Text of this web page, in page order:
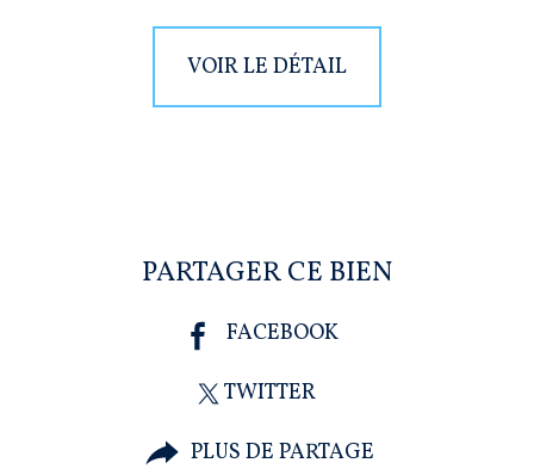
VOIR LE DÉTAIL
PARTAGER CE BIEN
FACEBOOK
TWITTER
PLUS DE PARTAGE